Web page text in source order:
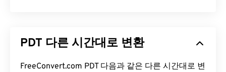
PDT 다른 시간대로 변환
FreeConvert.com PDT 다음과 같은 다른 시간대로 변